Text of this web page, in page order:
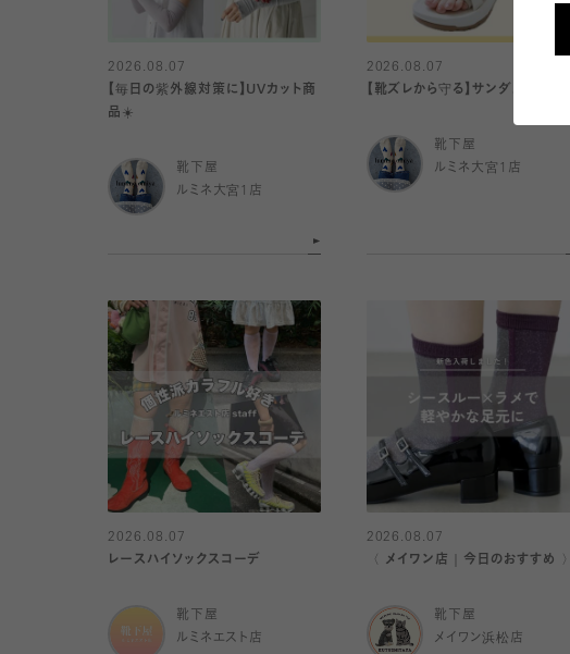
2026.08.07
【毎日の紫外線対策に】UVカット商
品☀️
靴下屋
ルミネ大宮1店
2026.08.07
【靴ズレから守る】サンダルガード
靴下屋
ルミネ大宮1店
2026.08.07
レースハイソックスコーデ
靴下屋
ルミネエスト店
2026.08.07
〈 メイワン店｜今日のおすすめ 〉
靴下屋
メイワン浜松店